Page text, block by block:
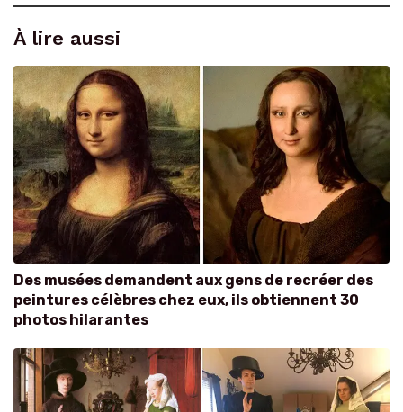
À lire aussi
Des musées demandent aux gens de recréer des
peintures célèbres chez eux, ils obtiennent 30
photos hilarantes